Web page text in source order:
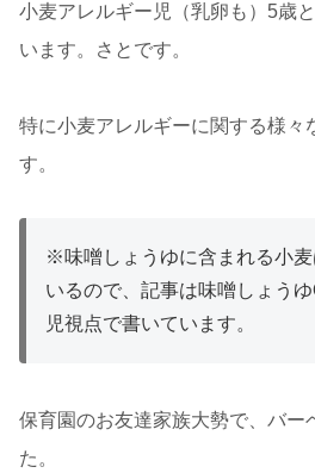
小麦アレルギー児（乳卵も）5歳
います。さとです。
特に小麦アレルギーに関する様々
す。
※味噌しょうゆに含まれる小
いるので、記事は味噌しょう
児視点で書いています。
保育園のお友達家族大勢で、バー
た。